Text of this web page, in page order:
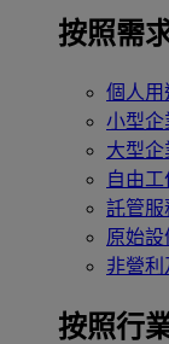
按照需
個人用
小型企
大型企
自由
託管服
原始設
非營利
按照行